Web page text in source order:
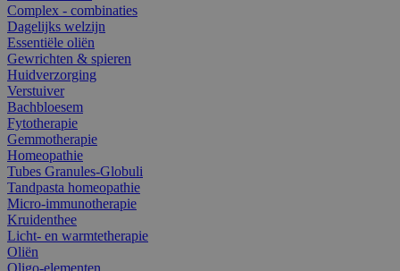
Complex - combinaties
Dagelijks welzijn
Essentiële oliën
Gewrichten & spieren
Huidverzorging
Verstuiver
Bachbloesem
Fytotherapie
Gemmotherapie
Homeopathie
Tubes Granules-Globuli
Tandpasta homeopathie
Micro-immunotherapie
Kruidenthee
Licht- en warmtetherapie
Oliën
Oligo-elementen